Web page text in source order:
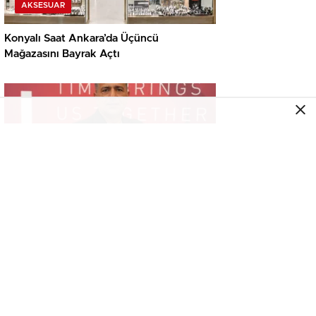
AKSESUAR
Konyalı Saat Ankara’da Üçüncü
Mağazasını Bayrak Açtı